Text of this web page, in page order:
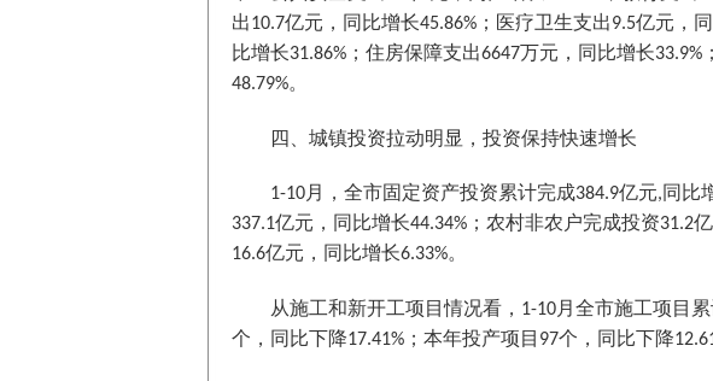
出10.7亿元，同比增长45.86% ；医疗卫生支出9.5亿元，
比增长31.86% ；住房保障支出6647万元，同比增长33.9%
48.79%。
四、城镇投资拉动明显，投资保持快速增长
1-10月，全市固定资产投资累计完成384.9亿元,同比
337.1亿元，同比增长44.34% ；农村非农户完成投资31.2
16.6亿元，同比增长6.33%。
从施工和新开工项目情况看， 1-10月全市施工项目
个，同比下降17.41% ；本年投产项目 97个，同比下降